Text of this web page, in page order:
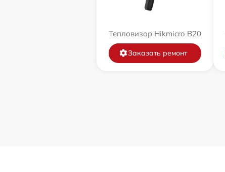
Тепловизор Hikmicro B20
Заказать ремонт